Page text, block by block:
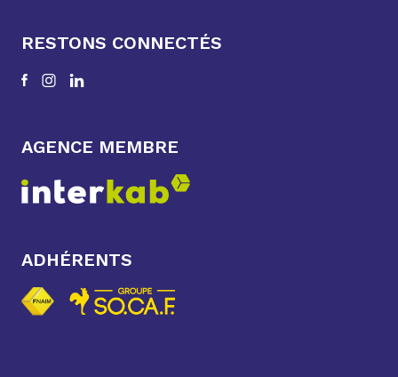
RESTONS CONNECTÉS
AGENCE MEMBRE
ADHÉRENTS